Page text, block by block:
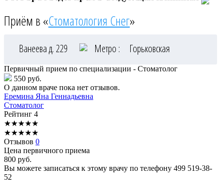
Приём в «Стоматология Снег»
Ванеева д. 229 Метро : Горьковская
Первичный прием по специализации - Стоматолог
550 руб.
О данном враче пока нет отзывов.
Еремина Яна Геннадьевна
Стоматолог
Рейтинг 4
★★★★★
★★★★★
Отзывов 0
Цена первичного приема
800 руб.
Вы можете записаться к этому врачу по телефону 499 519-38-
52